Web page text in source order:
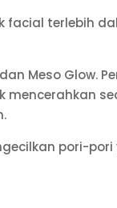
facial terlebih
Meso Glow.
pori-pori